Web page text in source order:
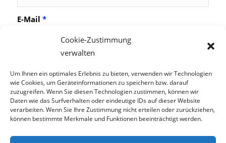
Cookie-Zustimmung
verwalten
Um Ihnen ein optimales Erlebnis zu bieten, verwenden wir Technologien
wie Cookies, um Geräteinformationen zu speichern bzw. darauf
zuzugreifen. Wenn Sie diesen Technologien zustimmen, können wir
Daten wie das Surfverhalten oder eindeutige IDs auf dieser Website
verarbeiten. Wenn Sie Ihre Zustimmung nicht erteilen oder zurückziehen,
können bestimmte Merkmale und Funktionen beeinträchtigt werden.
E-Mail *